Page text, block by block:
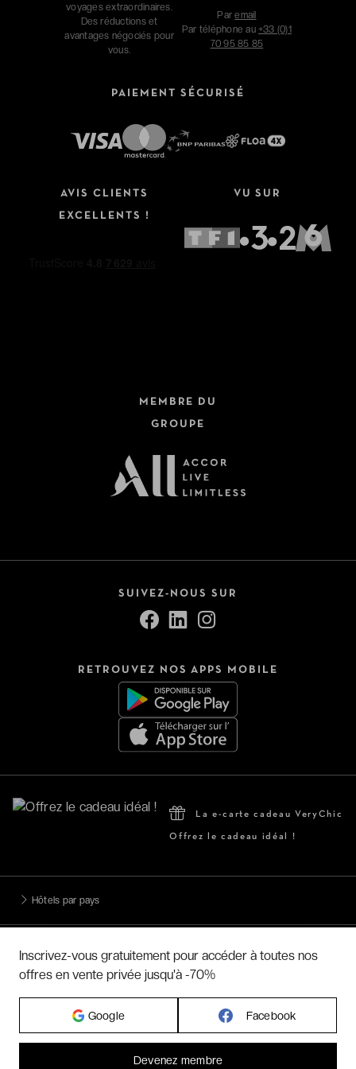
voyages extraordinaires.
Des réductions et
avantages négociés pour
vous.
Paremail
Par téléphone au +33 (0)1
70 95 85 85
PAIEMENT SÉCURISÉ
AVIS CLIENTS
EXCELLENTS !
VU SUR
MEMBRE DU
GROUPE
SUIVEZ-NOUS SUR
RETROUVEZ NOS APPS MOBILE
La e-carte cadeau VeryChic
Offrez le cadeau idéal !
Hôtels par pays
Hôtels par régions
Hôtels par villes
Hôtels par villes - internationales
Inscrivez-vous gratuitement pour accéder à toutes nos
offres en vente privée jusqu'à -70%
Google Facebook
Devenez membre